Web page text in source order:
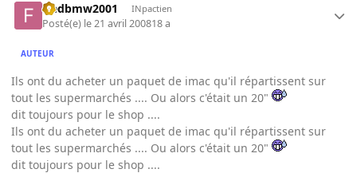
fredbmw2001 INpactien
Posté(e) le 21 avril 200818 a
AUTEUR
Ils ont du acheter un paquet de imac qu'il répartissent sur
tout les supermarchés .... Ou alors c'était un 20"
dit toujours pour le shop ....
Ils ont du acheter un paquet de imac qu'il répartissent sur
tout les supermarchés .... Ou alors c'était un 20"
dit toujours pour le shop ....